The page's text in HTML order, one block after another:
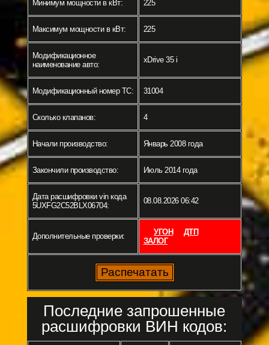
Минимум мощности в кВт: 225
Максимум мощности в кВт: 225
Модификационное
наименование авто:
xDrive 35 i
Модификационный номер ТС: 31004
Сколько клапанов: 4
Начали производство: Январь 2008 года
Закончили производство: Июль 2014 года
Дата расшифровки vin кода
5UXFG2C52BLX06704:
08.08.2026 06:42
Дополнительные проверки: УГОН
ДТП
ЗАЛОГ
Последние запрошенные
расшифровки ВИН кодов: